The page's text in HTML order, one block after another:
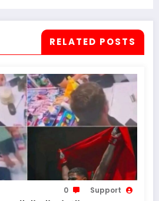
RELATED POSTS
Support
0